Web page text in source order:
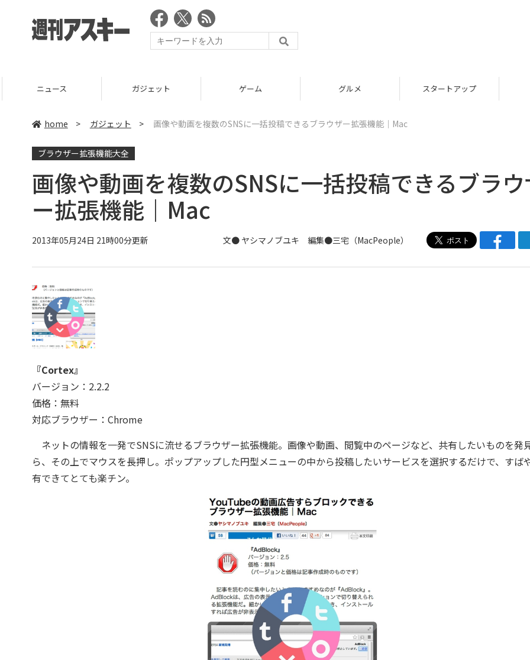
ニュース ガジェット ゲーム グルメ スタートアップ
home > ガジェット > 画像や動画を複数のSNSに一括投稿できるブラウザー拡張機能｜Mac
ブラウザー拡張機能大全
画像や動画を複数のSNSに一括投稿できるブラ
ー拡張機能｜Mac
2013年05月24日 21時00分更新 文● ヤシマノブユキ 編集●三宅 （MacPeople）
『Cortex』
バージョン：2.2.2
価格：無料
対応ブラウザー：Chrome
ネットの情報を一発でSNSに流せるブラウザー拡張機能。画像や動画、閲覧中のページなど、共有したいものを発
ら、その上でマウスを長押し。ポップアップした円型メニューの中から投稿したいサービスを選択するだけで、すば
有できてとても楽チン。